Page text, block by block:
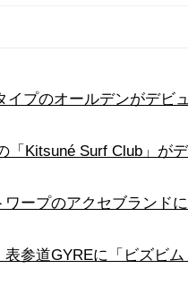
イプのオールデンがデビ
「Kitsuné Surf Club」が
ープのアクセブランド
参道GYREに「ビズビ